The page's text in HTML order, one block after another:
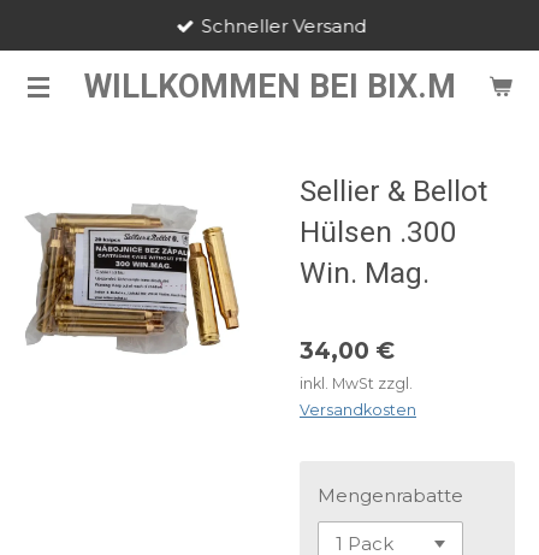
springen WILLKOMMEN BEI BIX.M
Schneller Versand
Sellier & Bellot
Hülsen .300
Win. Mag.
34,00 €
inkl. MwSt zzgl.
Versandkosten
Mengenrabatte